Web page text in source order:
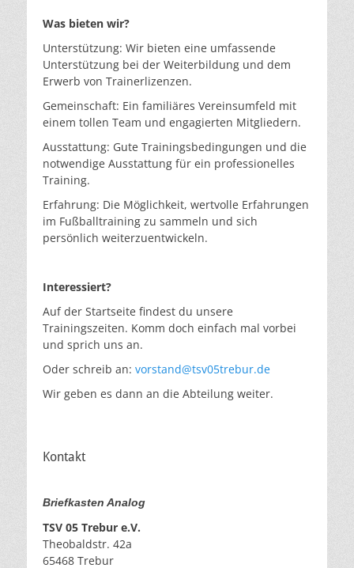
Was bieten wir?
Unterstützung: Wir bieten eine umfassende
Unterstützung bei der Weiterbildung und dem
Erwerb von Trainerlizenzen.
Gemeinschaft: Ein familiäres Vereinsumfeld mit
einem tollen Team und engagierten Mitgliedern.
Ausstattung: Gute Trainingsbedingungen und die
notwendige Ausstattung für ein professionelles
Training.
Erfahrung: Die Möglichkeit, wertvolle Erfahrungen
im Fußballtraining zu sammeln und sich
persönlich weiterzuentwickeln.
Interessiert?
Auf der Startseite findest du unsere
Trainingszeiten. Komm doch einfach mal vorbei
und sprich uns an.
Oder schreib an: vorstand@tsv05trebur.de
Wir geben es dann an die Abteilung weiter.
Kontakt
Briefkasten Analog
TSV 05 Trebur e.V.
Theobaldstr. 42a
65468 Trebur